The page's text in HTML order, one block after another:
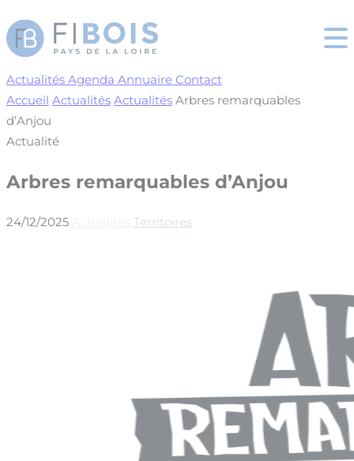
Actualités Agenda Annuaire Contact
Accueil Actualités Actualités Arbres remarquables
d’Anjou
Actualité
Arbres remarquables d’Anjou
24/12/2025 Territoires